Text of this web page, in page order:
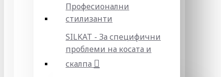
Професионални
стилизанти
SILKAT - За специфични
проблеми на косата и
скалпа